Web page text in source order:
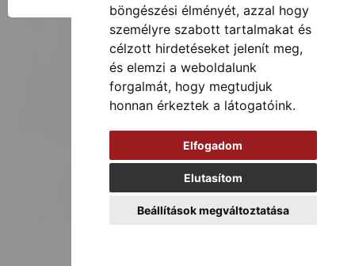
böngészési élményét, azzal hogy
személyre szabott tartalmakat és
célzott hirdetéseket jelenít meg,
és elemzi a weboldalunk
forgalmát, hogy megtudjuk
honnan érkeztek a látogatóink.
Elfogadom
Elutasítom
Beállítások megváltoztatása